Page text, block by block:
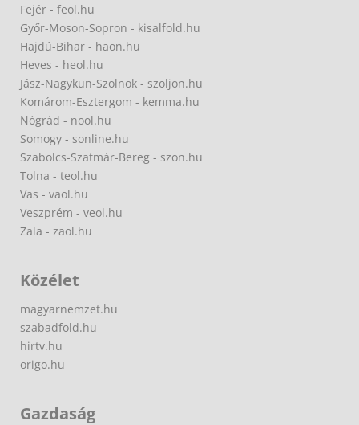
Fejér - feol.hu
Győr-Moson-Sopron - kisalfold.hu
Hajdú-Bihar - haon.hu
Heves - heol.hu
Jász-Nagykun-Szolnok - szoljon.hu
Komárom-Esztergom - kemma.hu
Nógrád - nool.hu
Somogy - sonline.hu
Szabolcs-Szatmár-Bereg - szon.hu
Tolna - teol.hu
Vas - vaol.hu
Veszprém - veol.hu
Zala - zaol.hu
Közélet
magyarnemzet.hu
szabadfold.hu
hirtv.hu
origo.hu
Gazdaság